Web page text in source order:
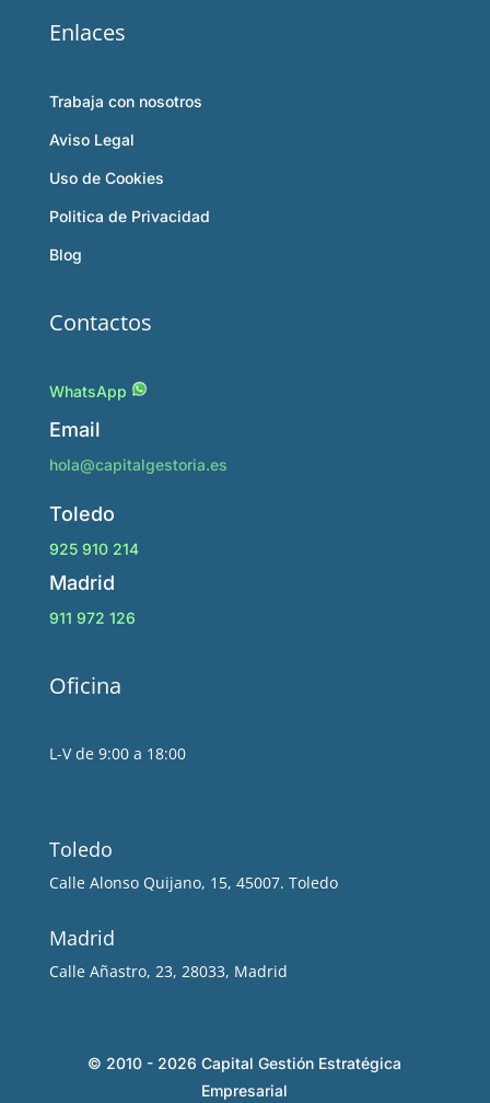
Enlaces
Trabaja con nosotros
Aviso Legal
Uso de Cookies
Politica de Privacidad
Blog
Contactos
WhatsApp
Email
hola@capitalgestoria.es
Toledo
925 910 214
Madrid
911 972 126
Oficina
L-V de 9:00 a 18:00
Toledo
Calle Alonso Quijano, 15, 45007. Toledo
Madrid
Calle Añastro, 23, 28033, Madrid
© 2010 - 2026 Capital Gestión Estratégica
Empresarial